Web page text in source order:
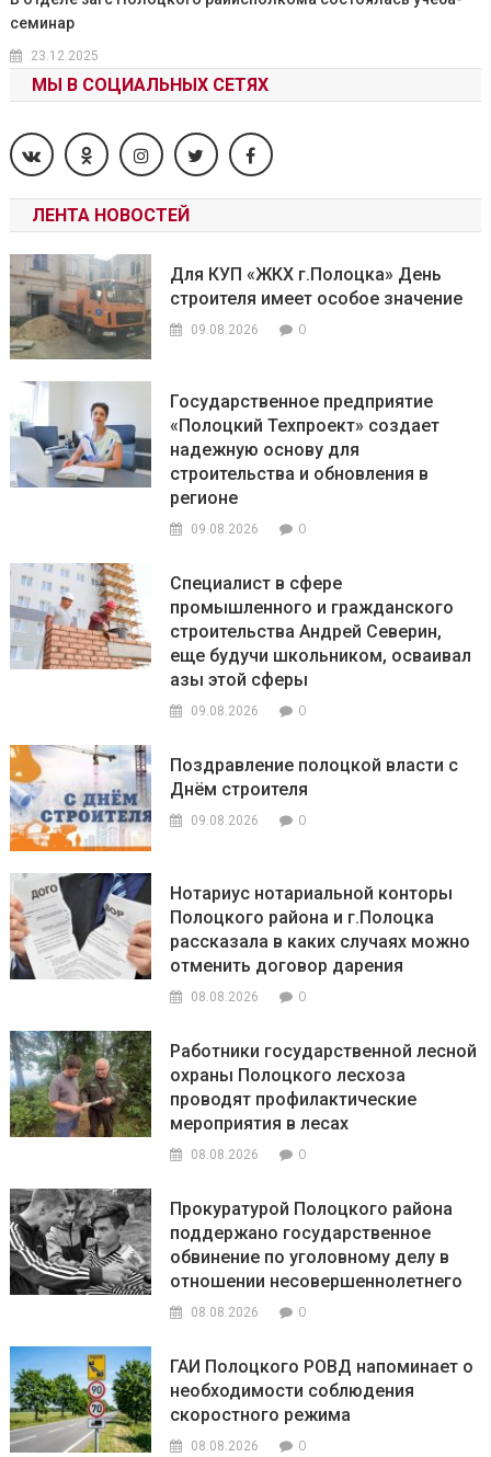
семинар
23.12.2025
МЫ В СОЦИАЛЬНЫХ СЕТЯХ
ЛЕНТА НОВОСТЕЙ
Для КУП «ЖКХ г.Полоцка» День
строителя имеет особое значение
09.08.2026 0
Государственное предприятие
«Полоцкий Техпроект» создает
надежную основу для
строительства и обновления в
регионе
09.08.2026 0
Специалист в сфере
промышленного и гражданского
строительства Андрей Северин,
еще будучи школьником, осваивал
азы этой сферы
09.08.2026 0
Поздравление полоцкой власти с
Днём строителя
09.08.2026 0
Нотариус нотариальной конторы
Полоцкого района и г.Полоцка
рассказала в каких случаях можно
отменить договор дарения
08.08.2026 0
Работники государственной лесной
охраны Полоцкого лесхоза
проводят профилактические
мероприятия в лесах
08.08.2026 0
Прокуратурой Полоцкого района
поддержано государственное
обвинение по уголовному делу в
отношении несовершеннолетнего
08.08.2026 0
ГАИ Полоцкого РОВД напоминает о
необходимости соблюдения
скоростного режима
08.08.2026 0